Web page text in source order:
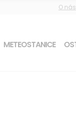
O nás
METEOSTANICE